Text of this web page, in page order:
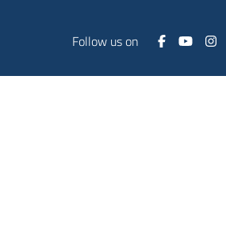
Follow us on